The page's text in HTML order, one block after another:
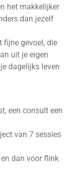
het makkelijker
dan jezelf
fijne gevoel, die
uit je eigen
dagelijks leven
een consult een
van 7 sessies
dan voor flink